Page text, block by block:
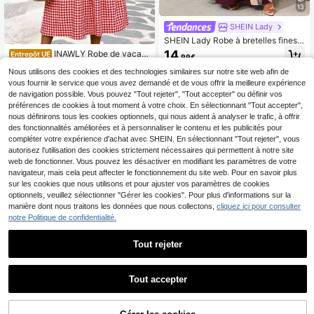
Entrepôt UE INAWLY Robe de vacan
nde taille
15,03€
NEW Robe midi slim à manches long
ues et col asymétrique marron pour
13
SHEIN Lady
SHEIN Lady Robe à bretelles fines i
mprimé floral décontractée pour fe
mmes grandes tailles, fête & voyag
e
14,99€
4
Entrepôt UE
cances grande taille à épaules dén
Nous utilisons des cookies et des technologies similaires sur notre site web afin de
vous fournir le service que vous avez demandé et de vous offrir la meilleure expérience
de navigation possible. Vous pouvez "Tout rejeter", "Tout accepter" ou définir vos
préférences de cookies à tout moment à votre choix. En sélectionnant "Tout accepter",
nous définirons tous les cookies optionnels, qui nous aident à analyser le trafic, à offrir
des fonctionnalités améliorées et à personnaliser le contenu et les publicités pour
compléter votre expérience d'achat avec SHEIN. En sélectionnant "Tout rejeter", vous
autorisez l'utilisation des cookies strictement nécessaires qui permettent à notre site
web de fonctionner. Vous pouvez les désactiver en modifiant les paramètres de votre
navigateur, mais cela peut affecter le fonctionnement du site web. Pour en savoir plus
sur les cookies que nous utilisons et pour ajuster vos paramètres de cookies
optionnels, veuillez sélectionner "Gérer les cookies". Pour plus d'informations sur la
manière dont nous traitons les données que nous collectons, cliquez ici pour consulter
notre Politique de confidentialité.
Tout rejeter
Tout accepter